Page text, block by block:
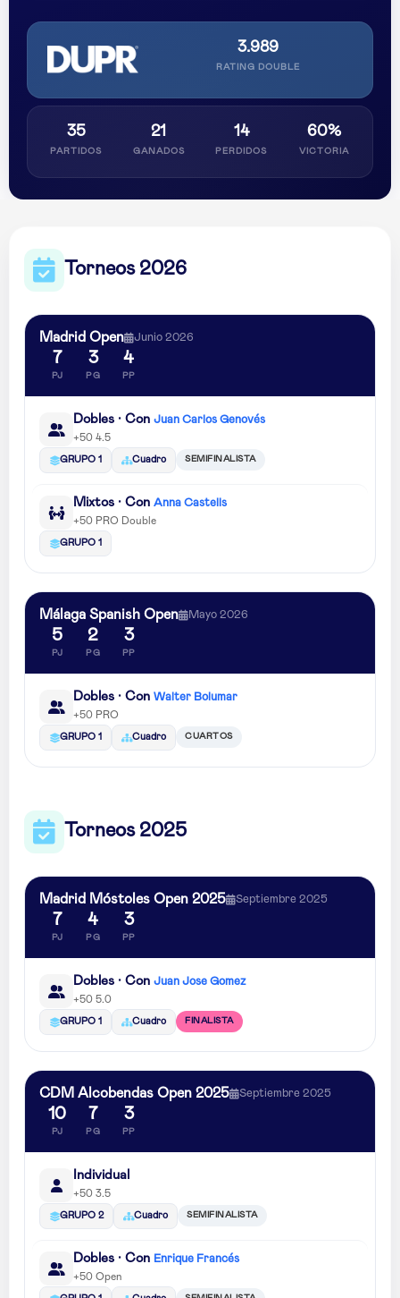
3.989
RATING DOUBLE
35
PARTIDOS
21
GANADOS
14
PERDIDOS
60%
VICTORIA
Torneos 2026
Madrid Open Junio 2026
7
PJ
3
PG
4
PP
Dobles · Con Juan Carlos Genovés
+50 4.5
GRUPO 1 Cuadro SEMIFINALISTA
Mixtos · Con Anna Castells
+50 PRO Double
GRUPO 1
Málaga Spanish Open Mayo 2026
5
PJ
2
PG
3
PP
Dobles · Con Walter Bolumar
+50 PRO
GRUPO 1 Cuadro CUARTOS
Torneos 2025
Madrid Móstoles Open 2025 Septiembre 2025
7
PJ
4
PG
3
PP
Dobles · Con Juan Jose Gomez
+50 5.0
GRUPO 1 Cuadro FINALISTA
CDM Alcobendas Open 2025 Septiembre 2025
10
PJ
7
PG
3
PP
Individual
+50 3.5
GRUPO 2 Cuadro SEMIFINALISTA
Dobles · Con Enrique Francés
+50 Open